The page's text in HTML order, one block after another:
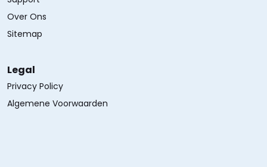
Over Ons
Sitemap
Legal
Privacy Policy
Algemene Voorwaarden